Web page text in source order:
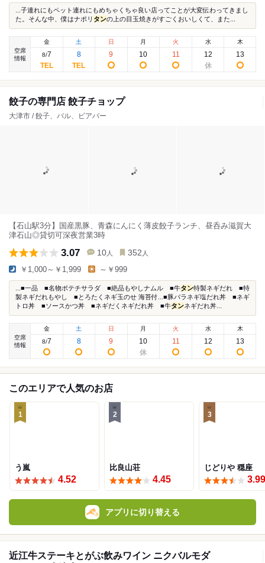
...子連れにもペット連れにもめちゃくちゃ良い店ってことが大変伝わってきまし
た。そんな中、僕はナポリ タンの上の目玉焼きがすごくおいしくて、また...
空席
情報
金
8/7
土
8
日
9
月
10
火
11
水
12
木
13
餃子の専門店 餃子チョップ
大津市 / 餃子、バル、ビアバー
【石山駅3分】国産黒豚、青森にんにく薄皮餃子ランチ、昼呑み滋賀大
津石山◎貸切可深夜営業3時
3.07 10 人 352 人
￥1,000～￥1,999 ～￥999
...■一品 ■名物ポテチサラダ ■絶品もやしナムル ■牛タン特製ネギだれ ■特
製ネギだれもやし ■とろたくネギ玉のせ 海苔付...■豚バラネギ塩だれ丼 ■ネギ
トロ丼 ■ソースかつ丼 ■ネギだくネギだれ丼 ■牛タンネギだれ丼...
空席
情報
金
8/7
土
8
日
9
月
10
火
11
水
12
木
13
このエリアで人気のお店
1
う嵐
4.52
2
比良山荘
4.45
3
じどりや 穏座
3.99
アプリに切り替える
近江牛ステーキとがぶ飲みワイン ニクバルモダ